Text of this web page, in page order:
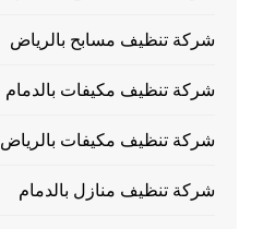
شركة تنظيف مسابح بالرياض
شركة تنظيف مكيفات بالدمام
شركة تنظيف مكيفات بالرياض
شركة تنظيف منازل بالدمام